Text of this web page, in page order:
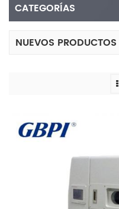
CATEGORÍAS
NUEVOS PRODUCTOS